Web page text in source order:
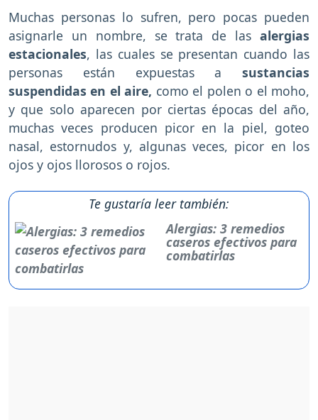
Muchas personas lo sufren, pero pocas pueden
asignarle un nombre, se trata de las alergias
estacionales, las cuales se presentan cuando las
personas están expuestas a sustancias
suspendidas en el aire, como el polen o el moho,
y que solo aparecen por ciertas épocas del año,
muchas veces producen picor en la piel, goteo
nasal, estornudos y, algunas veces, picor en los
ojos y ojos llorosos o rojos.
Te gustaría leer también:
Alergias: 3 remedios
caseros efectivos para
combatirlas